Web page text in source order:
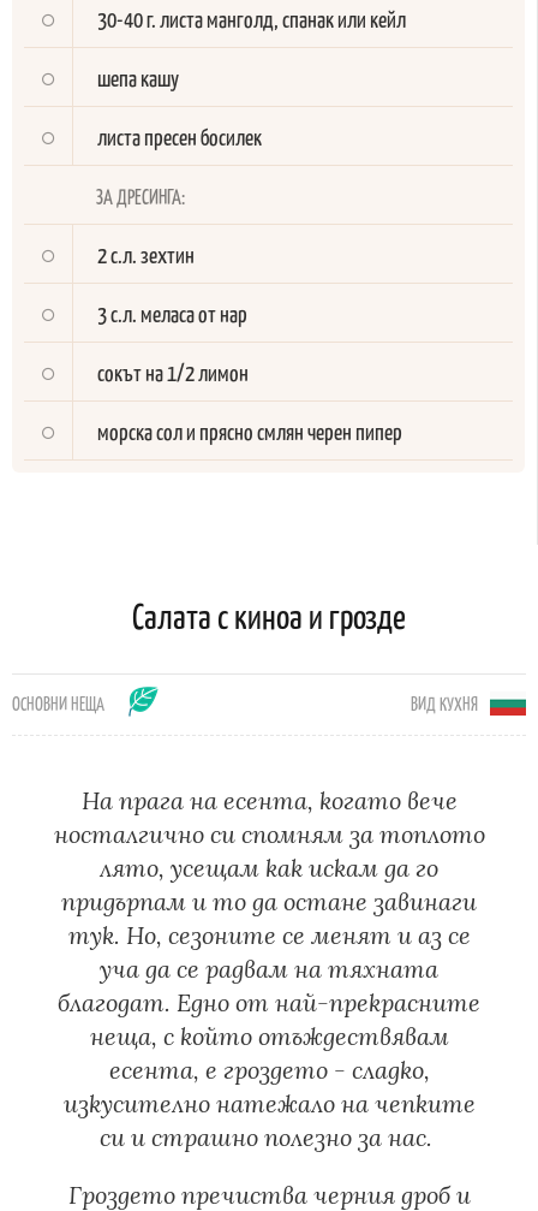
30-40 г. листаманголд,спанак или кейл
шепа кашу
листа пресен босилек
ЗА ДРЕСИНГА:
2 с.л. зехтин
3 с.л. меласа от нар
сокът на 1/2 лимон
морска сол и прясно смлян черен пипер
Салата с киноа и грозде
ОСНОВНИ НЕЩА ВИД КУХНЯ
На прага на есента, когато вече
носталгично си спомням за топлото
лято, усещам как искам да го
придърпам и то да остане завинаги
тук. Но, сезоните се менят и аз се
уча да се радвам на тяхната
благодат. Едно от най-прекрасните
неща, с който отъждествявам
есента, е гроздето - сладко,
изкусително натежало на чепките
си и страшно полезно за нас.
Гроздето пречиства черния дроб и